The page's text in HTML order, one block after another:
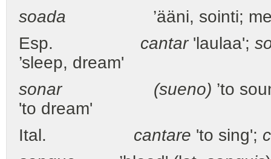
soada ’ääni, sointi;
Esp. cantar'laulaa';
’sleep, dream'
sonar (sueno) ’to
'to dream'
Ital. cantare 'to sing';